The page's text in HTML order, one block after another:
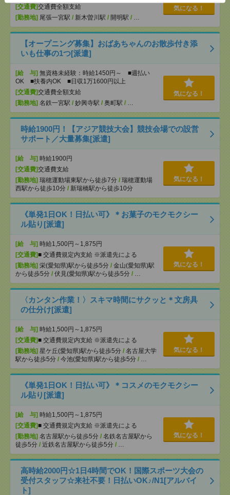
[交通費]交通費全額支給
[勤務地] 尾張一宮駅 / 新木曽川駅 / 開明駅 / …
気になる！
【オープニング募集】おばあちゃんのお散歩付き添
いも仕事の1つ[派遣]
[給 与] 無資格未経験：時給1450円～ ■週払い
OK ■扶養内OK ■日収1万1600円以上
[交通費]交通費全額支給
[勤務地] 名鉄一宮駅 / 妙興寺駅 / 奥町駅 / …
気になる！
時給1900円！【アジア競技大会】競技会場での設営
サポート／大量募集[派遣]
[給 与] 時給1900円
[交通費]交通費支給
[勤務地] 瑞穂運動場東駅から徒歩7分 / 瑞穂運動場
西駅から徒歩10分 / 新瑞橋駅から徒歩10分
気になる！
《単発1日OK！日払い可》＊お菓子のモクモクシー
ル貼り[派遣]
[給 与] 時給1,500円～1,875円
[交通費]■ 交通費規定内支給 ※派遣先による
[勤務地] 栄(愛知県)駅から徒歩5分 / 金山(愛知県)駅
から徒歩5分 / 伏見(愛知県)駅から徒歩5分 / …
気になる！
〈カンタン作業！〉スキマ時間にサクッと＊文房具
の仕分け[派遣]
[給 与] 時給1,500円～1,875円
[交通費]■ 交通費規定内支給 ※派遣先による
[勤務地] 星ケ丘(愛知県)駅から徒歩5分 / 名古屋大学
駅から徒歩5分 / 今池(愛知県)駅から徒歩5分 / …
気になる！
《単発1日OK！日払い可》＊コスメのモクモクシー
ル貼り[派遣]
[給 与] 時給1,500円～1,875円
[交通費]■ 交通費規定内支給 ※派遣先による
[勤務地] 名古屋駅から徒歩5分 / 名鉄名古屋駅から
徒歩5分 / 近鉄名古屋駅から徒歩5分 / …
気になる！
高時給2000円☆1日4時間でOK！国際スポーツ大会の
受付スタッフ☆来社不要！日払いOK♪/N1[アルバイ
ト]